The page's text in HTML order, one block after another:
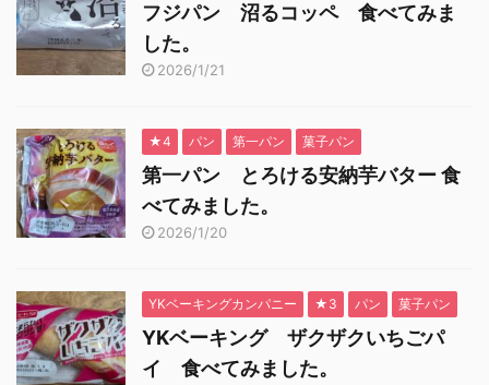
フジパン 沼るコッペ 食べてみま
した。
2026/1/21
★4 パン 第一パン 菓子パン
第一パン とろける安納芋バター 食
べてみました。
2026/1/20
YKベーキングカンパニー ★3 パン 菓子パン
YKベーキング ザクザクいちごパ
イ 食べてみました。